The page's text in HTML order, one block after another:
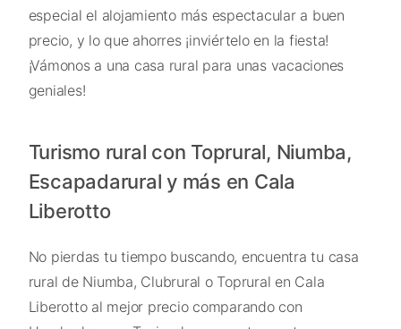
especial el alojamiento más espectacular a buen
precio, y lo que ahorres ¡inviértelo en la fiesta!
¡Vámonos a una casa rural para unas vacaciones
geniales!
Turismo rural con Toprural, Niumba,
Escapadarural y más en Cala
Liberotto
No pierdas tu tiempo buscando, encuentra tu casa
rural de Niumba, Clubrural o Toprural en Cala
Liberotto al mejor precio comparando con